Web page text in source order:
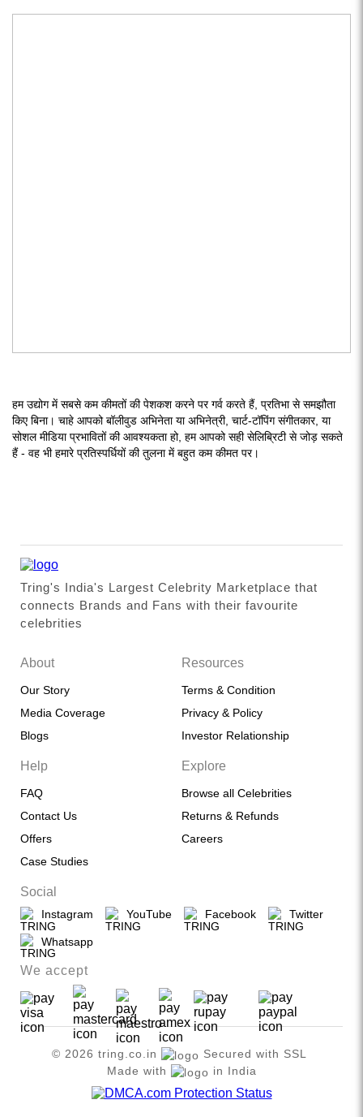
हम उद्योग में सबसे कम कीमतों की पेशकश करने पर गर्व करते हैं, प्रतिभा से समझौता
किए बिना। चाहे आपको बॉलीवुड अभिनेता या अभिनेत्री, चार्ट-टॉपिंग संगीतकार, या
सोशल मीडिया प्रभावितों की आवश्यकता हो, हम आपको सही सेलिब्रिटी से जोड़ सकते
हैं - वह भी हमारे प्रतिस्पर्धियों की तुलना में बहुत कम कीमत पर।
Tring's India's Largest Celebrity Marketplace that
connects Brands and Fans with their favourite
celebrities
About
Our Story
Media Coverage
Blogs
Resources
Terms & Condition
Privacy & Policy
Investor Relationship
Help
FAQ
Contact Us
Offers
Case Studies
Explore
Browse all Celebrities
Returns & Refunds
Careers
Social
Instagram YouTube Facebook Twitter
Whatsapp
We accept
© 2026 tring.co.in
Secured with SSL
Made with
in India